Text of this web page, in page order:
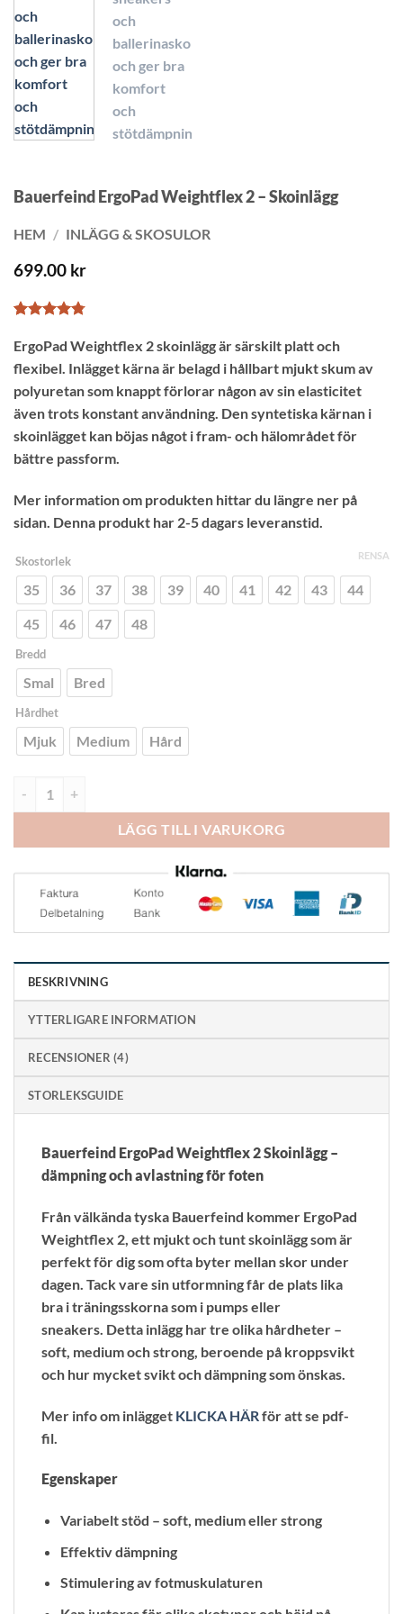
Bauerfeind ErgoPad Weightflex 2 – Skoinlägg
HEM / INLÄGG & SKOSULOR
699.00 kr
4.75av 5
baserat på
kundrecensioner
ErgoPad Weightflex 2 skoinlägg är särskilt platt och
flexibel. Inlägget kärna är belagd i hållbart mjukt skum av
polyuretan som knappt förlorar någon av sin elasticitet
även trots konstant användning. Den syntetiska kärnan i
skoinlägget kan böjas något i fram- och hälområdet för
bättre passform.
Mer information om produkten hittar du längre ner på
sidan. Denna produkt har 2-5 dagars leveranstid.
Skostorlek
35 36 37 38 39 40 41 42 43
44
45
46 47 48
Bredd
Smal Bred
Hårdhet
Mjuk Medium Hård
RENSA
LÄGG TILL I VARUKORG
BESKRIVNING
YTTERLIGARE INFORMATION
RECENSIONER (4)
STORLEKSGUIDE
Bauerfeind ErgoPad Weightflex 2 Skoinlägg –
dämpning och avlastning för foten
Från välkända tyska Bauerfeind kommer ErgoPad
Weightflex 2, ett mjukt och tunt skoinlägg som är
perfekt för dig som ofta byter mellan skor under
dagen. Tack vare sin utformning får de plats lika
bra i träningsskorna som i pumps eller
sneakers. Detta inlägg har tre olika hårdheter –
soft, medium och strong, beroende på kroppsvikt
och hur mycket svikt och dämpning som önskas.
Mer info om inlägget KLICKA HÄRför att se pdf-
fil.
Egenskaper
Variabelt stöd – soft, medium eller strong
Effektiv dämpning
Stimulering av fotmuskulaturen